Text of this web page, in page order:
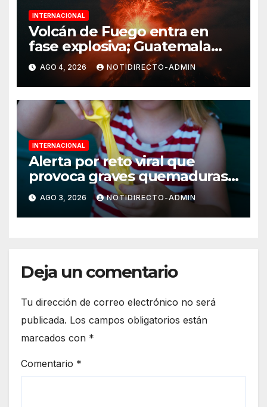
INTERNACIONAL
Volcán de Fuego entra en
fase explosiva; Guatemala
activa alerta anaranjada
AGO 4, 2026 NOTIDIRECTO-ADMIN
INTERNACIONAL
Alerta por reto viral que
provoca graves quemaduras
en menores
AGO 3, 2026 NOTIDIRECTO-ADMIN
Deja un comentario
Tu dirección de correo electrónico no será
publicada. Los campos obligatorios están
marcados con *
Comentario *